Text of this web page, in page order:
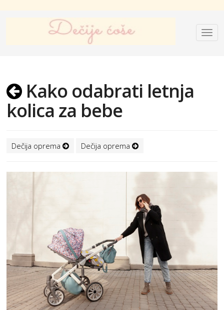
Kako odabrati letnja
kolica za bebe
Dečija oprema Dečija oprema